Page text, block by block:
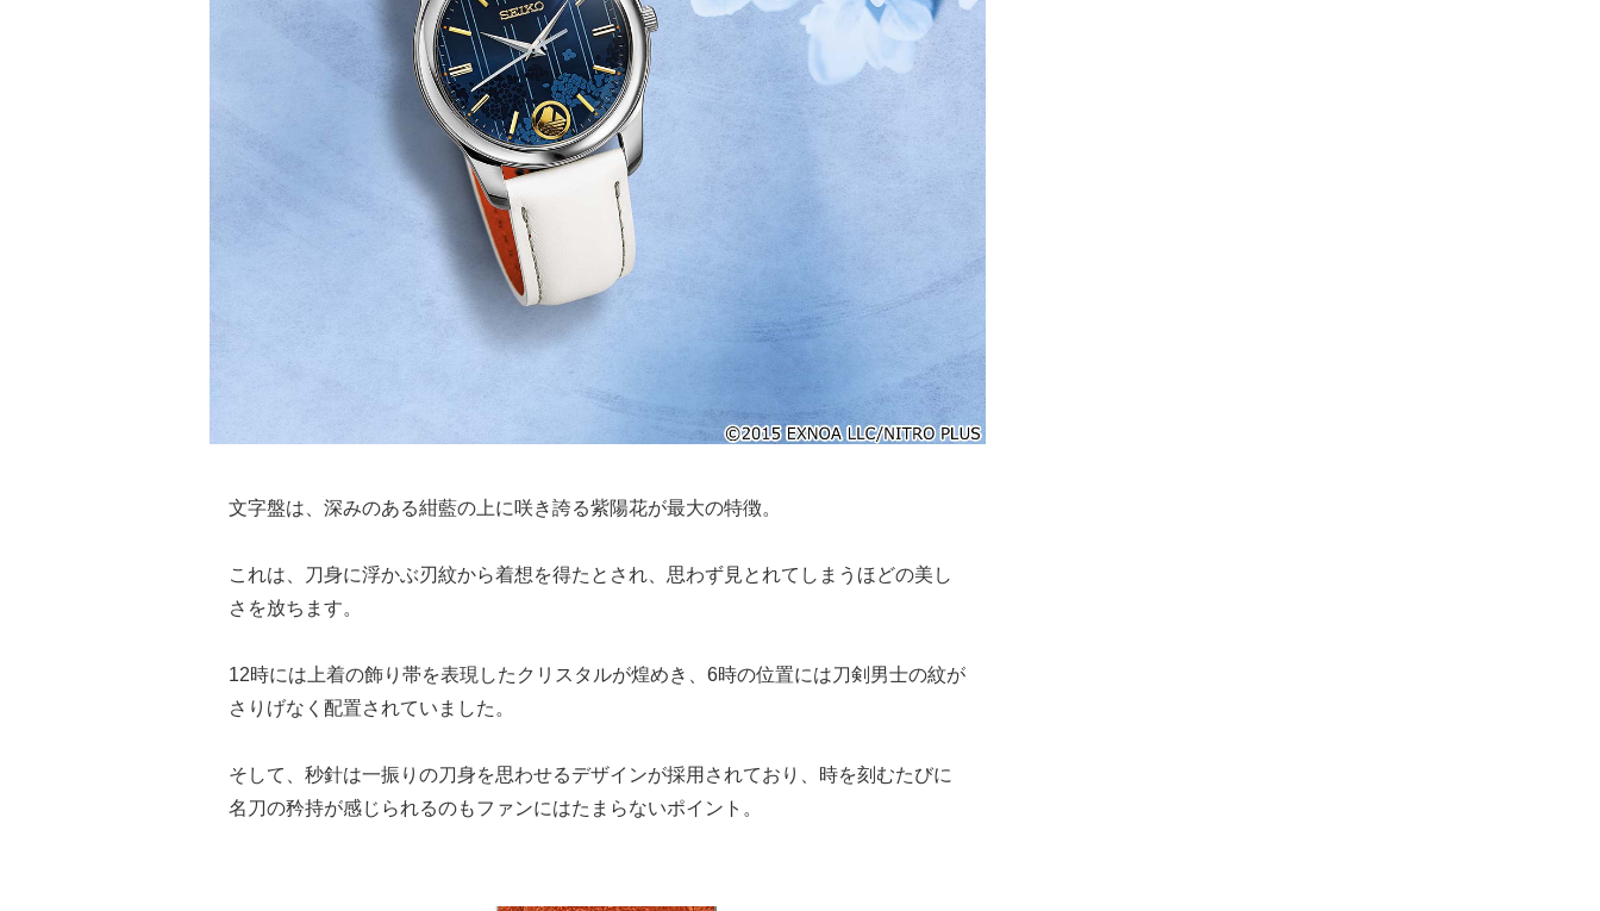
文字盤は、深みのある紺藍の上に咲き誇る紫陽花が最大の特徴。
これは、刀身に浮かぶ刃紋から着想を得たとされ、思わず見とれてしまうほどの美し
さを放ちます。
12時には上着の飾り帯を表現したクリスタルが煌めき、6時の位置には刀剣男士の紋が
さりげなく配置されていました。
そして、秒針は一振りの刀身を思わせるデザインが採用されており、時を刻むたびに
名刀の矜持が感じられるのもファンにはたまらないポイント。